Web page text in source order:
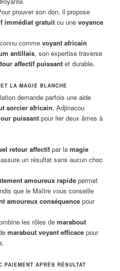
prouver son don, il propose
immédiat gratuitou une voyance
comme voyant africain
antillais, son expertise traverse
affectif puissantet durable.
LA MAGIE BLANCHE
demande parfois une aide
sorcier africain, Adjinacou
puissant pour lier deux âmes à
retour affectifpar la magie
un résultat sans aucun choc
amoureux rapidepermet
que le Maître vous conseille
amoureux conséquencepour
les rôles de marabout
marabout voyant efficacepour
PAIEMENT APRÈS RÉSULTAT